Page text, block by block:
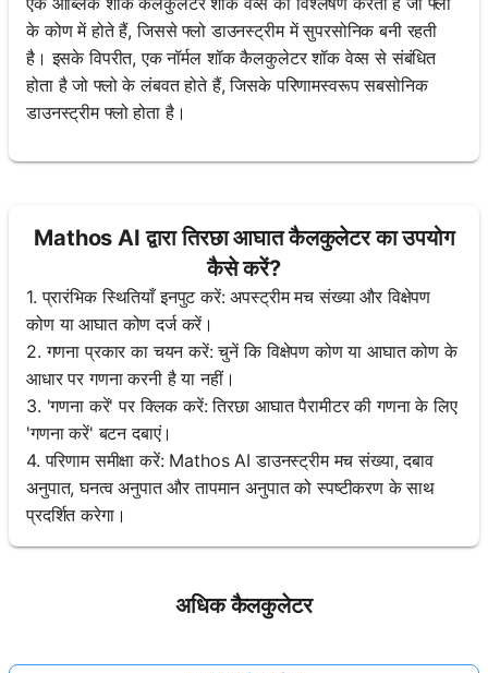
के कोण में होते हैं, जिससे फ्लो डाउनस्ट्रीम में सुपरसोनिक बनी रहती
है। इसके विपरीत, एक नॉर्मल शॉक कैलकुलेटर शॉक वेव्स से संबंधित
होता है जो फ्लो के लंबवत होते हैं, जिसके परिणामस्वरूप सबसोनिक
डाउनस्ट्रीम फ्लो होता है।
Mathos AI द्वारा तिरछा आघात कैलकुलेटर का उपयोग
कैसे करें?
1. प्रारंभिक स्थितियाँ इनपुट करें: अपस्ट्रीम मच संख्या और विक्षेपण
कोण या आघात कोण दर्ज करें।
2. गणना प्रकार का चयन करें: चुनें कि विक्षेपण कोण या आघात कोण के
आधार पर गणना करनी है या नहीं।
3. 'गणना करें' पर क्लिक करें: तिरछा आघात पैरामीटर की गणना के लिए
'गणना करें' बटन दबाएं।
4. परिणाम समीक्षा करें: Mathos AI डाउनस्ट्रीम मच संख्या, दबाव
अनुपात, घनत्व अनुपात और तापमान अनुपात को स्पष्टीकरण के साथ
प्रदर्शित करेगा।
अधिक कैलकुलेटर